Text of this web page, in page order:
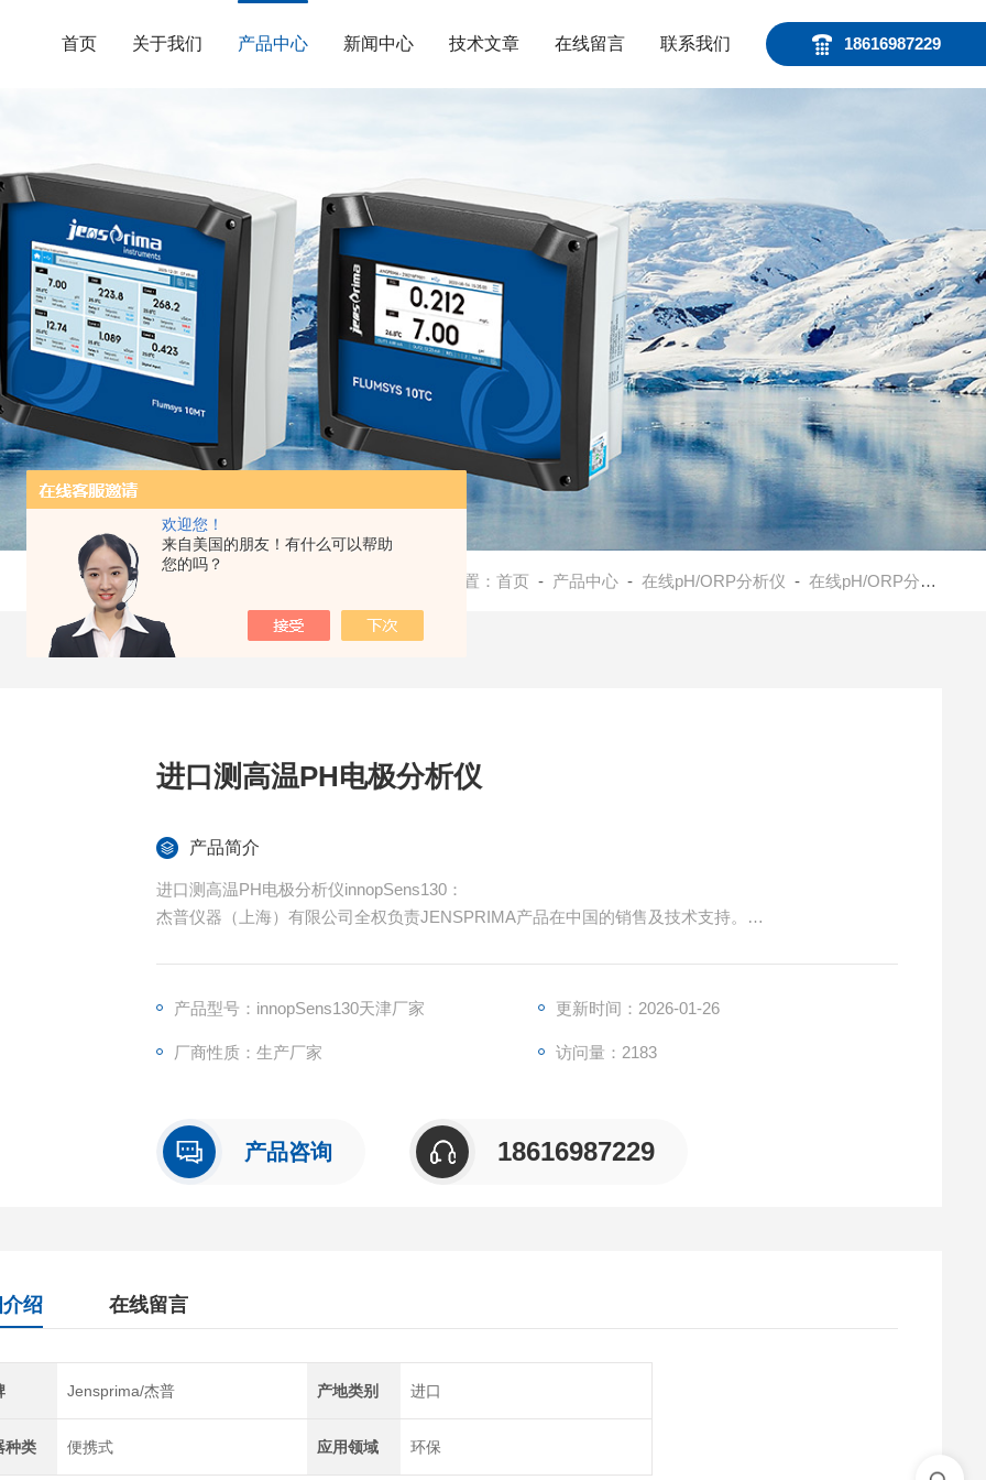
欢迎您！
来自美国的朋友！有什么可以帮助
您的吗？
18616987229
首页 关于我们 产品中心 新闻中心 技术文章 在线留言 联系我们
当前位置：首页 - 产品中心 -在线pH/ORP分析仪 -在线pH/ORP分析仪
进口测高温PH电极分析仪
产品简介
进口测高温PH电极分析仪innopSens130：
杰普仪器（上海）有限公司全权负责JENSPRIMA产品在中国的销售及技术支持。
→ 我们通过不断技术创新提高产品性能，为客户带来技术。
→ 我们从产品的开发到制造始终保持和合作伙伴分享我们的理念。
产品型号：innopSens130天津厂家 更新时间：2026-01-26
厂商性质：生产厂家 访问量：2183
产品咨询 18616987229
绍 在线留言
Jensprima/杰普 产地类别 进口
种类 便携式 应用领域 环保